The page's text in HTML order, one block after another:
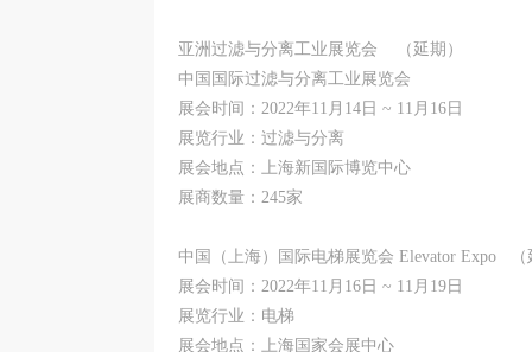
亚洲过滤与分离工业展览会 （延期）
中国国际过滤与分离工业展览会
展会时间：2022年11月14日 ~ 11月16日
展览行业：过滤与分离
展会地点：上海新国际博览中心
展商数量：245家
中国（上海）国际电梯展览会 Elevator Expo （
展会时间：2022年11月16日 ~ 11月19日
展览行业：电梯
展会地点：上海国家会展中心